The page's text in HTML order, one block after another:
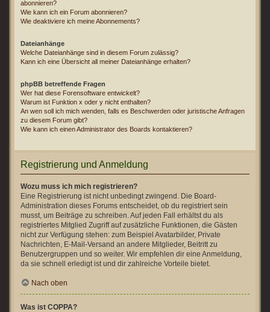
abonnieren?
Wie kann ich ein Forum abonnieren?
Wie deaktiviere ich meine Abonnements?
Dateianhänge
Welche Dateianhänge sind in diesem Forum zulässig?
Kann ich eine Übersicht all meiner Dateianhänge erhalten?
phpBB betreffende Fragen
Wer hat diese Forensoftware entwickelt?
Warum ist Funktion x oder y nicht enthalten?
An wen soll ich mich wenden, falls es Beschwerden oder juristische Anfragen
zu diesem Forum gibt?
Wie kann ich einen Administrator des Boards kontaktieren?
Registrierung und Anmeldung
Wozu muss ich mich registrieren?
Eine Registrierung ist nicht unbedingt zwingend. Die Board-
Administration dieses Forums entscheidet, ob du registriert sein
musst, um Beiträge zu schreiben. Auf jeden Fall erhältst du als
registriertes Mitglied Zugriff auf zusätzliche Funktionen, die Gästen
nicht zur Verfügung stehen: zum Beispiel Avatarbilder, Private
Nachrichten, E-Mail-Versand an andere Mitglieder, Beitritt zu
Benutzergruppen und so weiter. Wir empfehlen dir eine Anmeldung,
da sie schnell erledigt ist und dir zahlreiche Vorteile bietet.
Nach oben
Was ist COPPA?